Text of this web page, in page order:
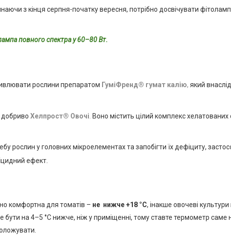
з кінця серпня-початку вересня, потрібно досвічувати
повного спектра у 60–80 Вт.
рослини препаратом ГуміФренд® гумат калію, який
Хелпрост® Овочі Воно містить цілий комплекс
рослин у головних мікроелементах та запобігти їх дефіциту,
ефект.
комфортна для томатів – не нижче +18 °С, інакше овочеві
бути на 4–5 °С нижче, ніж у приміщенні, тому ставте термометр